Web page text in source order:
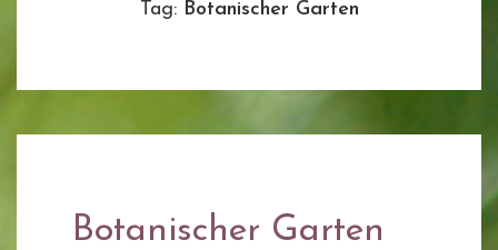
Tag: Botanischer Garten
Botanischer Garten